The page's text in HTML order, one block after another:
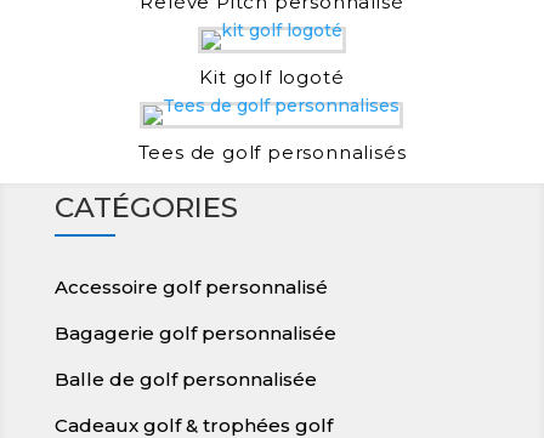
Kit golf logoté
Tees de golf personnalisés
CATÉGORIES
Accessoire golf personnalisé
Bagagerie golf personnalisée
Balle de golf personnalisée
Cadeaux golf & trophées golf